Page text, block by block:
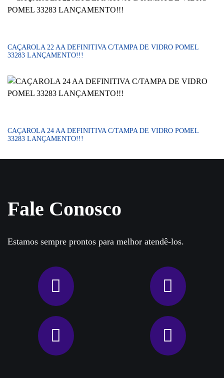
CAÇAROLA 22 AA DEFINITIVA C/TAMPA DE VIDRO POMEL
33283 LANÇAMENTO!!!
CAÇAROLA 24 AA DEFINITIVA C/TAMPA DE VIDRO POMEL
33283 LANÇAMENTO!!!
Fale Conosco
Estamos sempre prontos para melhor atendê-los.